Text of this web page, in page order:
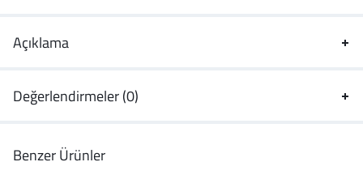
Açıklama
Değerlendirmeler (0)
Benzer Ürünler